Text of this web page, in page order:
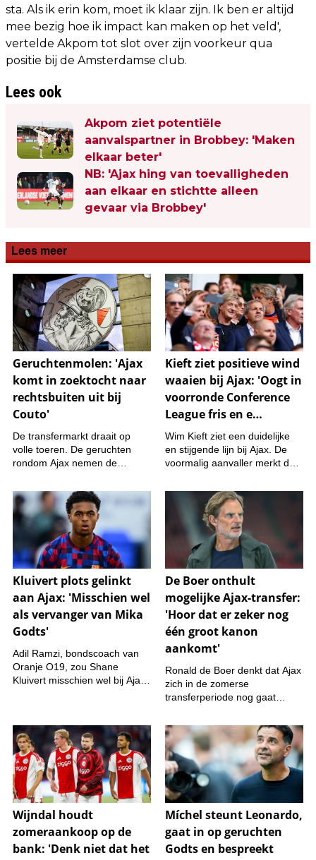
sta. Als ik erin kom, moet ik klaar zijn. Ik ben er altijd
mee bezig hoe ik impact kan maken op het veld',
vertelde Akpom tot slot over zijn voorkeur qua
positie bij de Amsterdamse club.
Lees ook
Akpom ziet potentiële
aanvalspartner in Brobbey: 'Maken
elkaar beter'
NB: 'Ajax hing van toevalligheden
aan elkaar en stichtte alleen
gevaar via Brobbey'